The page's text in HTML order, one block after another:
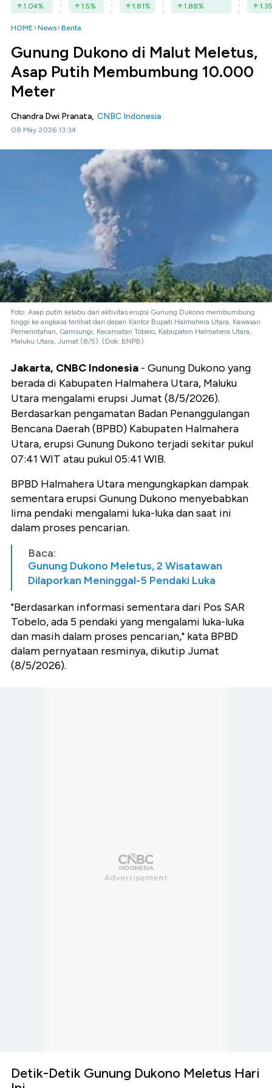
1.04% 1.5% 1.81% 1.88% 1.35
HOME News Berita
Gunung Dukono di Malut Meletus,
Asap Putih Membumbung 10.000
Meter
Chandra Dwi Pranata, CNBC Indonesia
08 May 2026 13:34
Foto: Asap putih kelabu dari aktivitas erupsi Gunung Dukono membumbung
tinggi ke angkasa terlihat dari depan Kantor Bupati Halmahera Utara, Kawasan
Pemerintahan, Gamsungi, Kecamatan Tobelo, Kabupaten Halmahera Utara,
Maluku Utara, Jumat (8/5). (Dok: BNPB)
Jakarta, CNBC Indonesia - Gunung Dukono yang
berada di Kabupaten Halmahera Utara, Maluku
Utara mengalami erupsi Jumat (8/5/2026).
Berdasarkan pengamatan Badan Penanggulangan
Bencana Daerah (BPBD) Kabupaten Halmahera
Utara, erupsi Gunung Dukono terjadi sekitar pukul
07:41 WIT atau pukul 05:41 WIB.
BPBD Halmahera Utara mengungkapkan dampak
sementara erupsi Gunung Dukono menyebabkan
lima pendaki mengalami luka-luka dan saat ini
dalam proses pencarian.
Baca:
Gunung Dukono Meletus, 2 Wisatawan
Dilaporkan Meninggal-5 Pendaki Luka
"Berdasarkan informasi sementara dari Pos SAR
Tobelo, ada 5 pendaki yang mengalami luka-luka
dan masih dalam proses pencarian," kata BPBD
dalam pernyataan resminya, dikutip Jumat
(8/5/2026).
Detik-Detik Gunung Dukono Meletus Hari